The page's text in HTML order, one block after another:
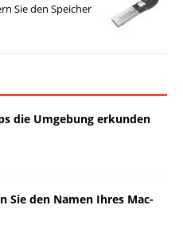
Sie den Speicher
die Umgebung erkunden
Sie den Namen Ihres Mac-